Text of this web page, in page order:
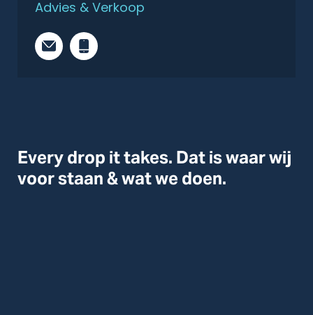
Advies & Verkoop
Every drop it takes. Dat is waar wij
voor staan & wat we doen.